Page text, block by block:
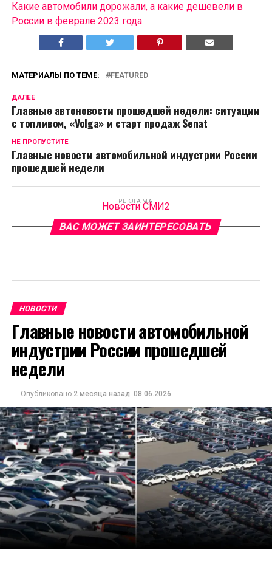
Какие автомобили дорожали, а какие дешевели в
России в феврале 2023 года
МАТЕРИАЛЫ ПО ТЕМЕ: FEATURED
ДАЛЕЕ
Главные автоновости прошедшей недели: ситуации
с топливом, «Volga» и старт продаж Senat
НЕ ПРОПУСТИТЕ
Главные новости автомобильной индустрии России
прошедшей недели
РЕКЛАМА
Новости СМИ2
ВАС МОЖЕТ ЗАИНТЕРЕСОВАТЬ
НОВОСТИ
Главные новости автомобильной
индустрии России прошедшей
недели
Опубликовано 2 месяца назад 08.06.2026